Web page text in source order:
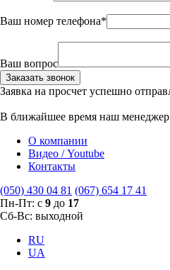
Ваш номер телефона*
Ваш вопрос
Заказать звонок
Заявка на просчет успешно
В ближайшее время наш менеджер
О компании
Видео / Youtube
Контакты
(050) 430 04 81 (067) 654 17 41
Пн-Пт: с 9 до 17
Сб-Вс: выходной
RU
UA